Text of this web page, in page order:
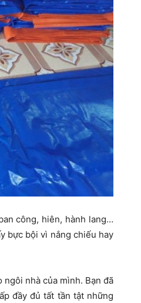
công, hiên, hành lang…
bực bội vì nắng chiếu hay
nhà của mình. Bạn đã
đầy đủ tất tần tật những